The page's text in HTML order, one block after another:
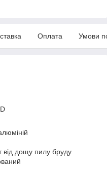
Оплата Умови
від дощу пилу бруду